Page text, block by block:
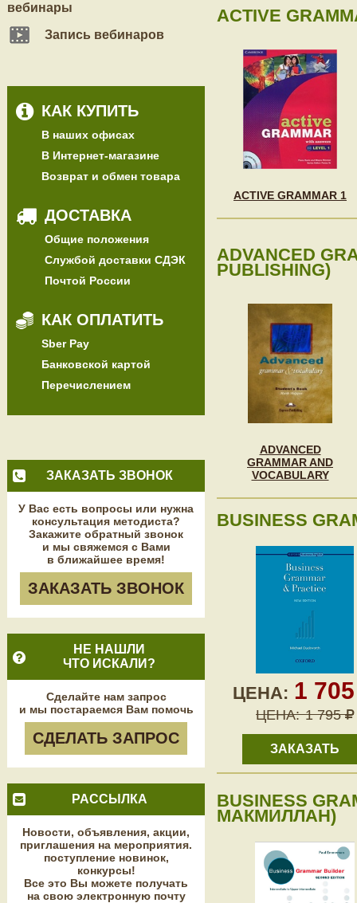
вебинары
Запись вебинаров
КАК КУПИТЬ
В наших офисах
В Интернет-магазине
Возврат и обмен товара
ДОСТАВКА
Общие положения
Службой доставки СДЭК
Почтой России
КАК ОПЛАТИТЬ
Sber Pay
Банковской картой
Перечислением
ЗАКАЗАТЬ ЗВОНОК
У Вас есть вопросы или нужна
консультация методиста?
Закажите обратный звонок
и мы свяжемся с Вами
в ближайшее время!
ЗАКАЗАТЬ ЗВОНОК
НЕ НАШЛИ
ЧТО ИСКАЛИ?
Сделайте нам запрос
и мы постараемся Вам помочь
СДЕЛАТЬ ЗАПРОС
РАССЫЛКА
Новости, объявления, акции,
приглашения на мероприятия.
поступление новинок,
конкурсы!
Все это Вы можете получать
на свою электронную почту
ACTIVE
ACTIVE GRAMMAR 1
ADVANCED
PUBLISHING)
ADVANCED
GRAMMAR AND
VOCABULARY
BUSINESS
ЦЕНА: 1
ЦЕНА: 1 795
ЗАКАЗАТЬ
BUSINESS
МАКМИЛЛАН)